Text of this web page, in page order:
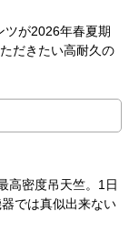
ツが2026年春夏期
だきたい高耐久の
高密度吊天竺。1日
では真似出来ない